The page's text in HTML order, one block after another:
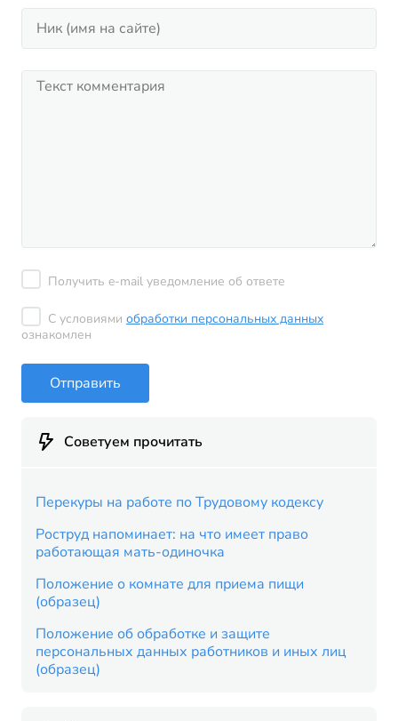
Получить e-mail уведомление об ответе
С условиями обработки персональных данных
ознакомлен
Отправить
Советуем прочитать
Перекуры на работе по Трудовому кодексу
Роструд напоминает: на что имеет право
работающая мать-одиночка
Положение о комнате для приема пищи
(образец)
Положение об обработке и защите
персональных данных работников и иных лиц
(образец)